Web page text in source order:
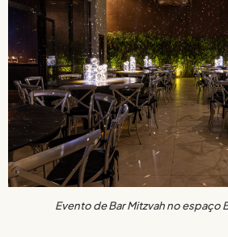
Evento de Bar Mitzvah no espaço